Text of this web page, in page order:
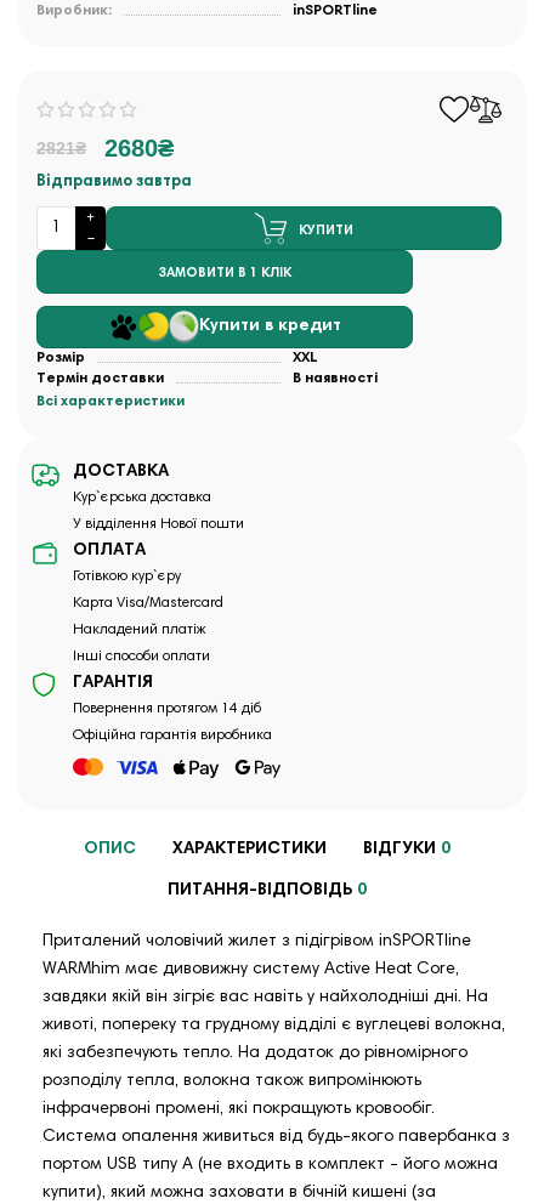
Виробник:
inSPORTline
2821₴ 2680₴
Відправимо завтра
КУПИТИ
ЗАМОВИТИ В 1 КЛІК
Купити в кредит
Розмір
XXL
Термін доставки
В наявності
Всі характеристики
ДОСТАВКА
Кур`єрська доставка
У відділення Нової пошти
ОПЛАТА
Готівкою кур`єру
Карта Visa/Mastercard
Накладений платіж
Інші способи оплати
ГАРАНТІЯ
Повернення протягом 14 діб
Офіційна гарантія виробника
ОПИС ХАРАКТЕРИСТИКИ ВІДГУКИ 0
ПИТАННЯ-ВІДПОВІДЬ 0
Приталений чоловічий жилет з підігрівом inSPORTline
WARMhim має дивовижну систему Active Heat Core,
завдяки якій він зігріє вас навіть у найхолодніші дні. На
животі, попереку та грудному відділі є вуглецеві волокна,
які забезпечують тепло. На додаток до рівномірного
розподілу тепла, волокна також випромінюють
інфрачервоні промені, які покращують кровообіг.
Система опалення живиться від будь-якого павербанка з
портом USB типу A (не входить в комплект - його можна
купити), який можна заховати в бічній кишені (за